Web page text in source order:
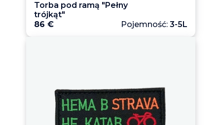
Torba pod ramą "Pełny
trójkąt"
86 €
Pojemność: 3-5L